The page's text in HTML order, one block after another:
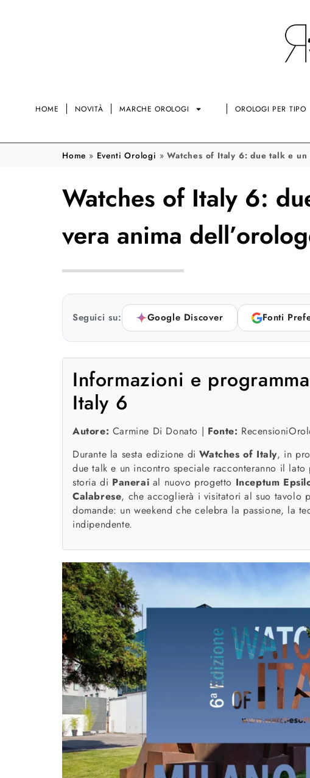
HOME NOVITÀ MARCHE OROLOGI OROLOGI PER TIPO
Home » Eventi Orologi »Watches of Italy 6: due talk e
Watches of Italy 6:
vera anima
Seguici su: Google Discover Fonti
Informazioni e
Italy 6
Autore: Carmine Di Donato | Fonte:
Durante la sesta edizione diWatches of Italy, in
due talk e un incontro speciale racconteranno il
storia di Panerai al nuovo progetto Inceptum
Calabrese, che accoglierà i visitatori al suo tavolo
domande: un weekend che celebra la passione, la
indipendente.